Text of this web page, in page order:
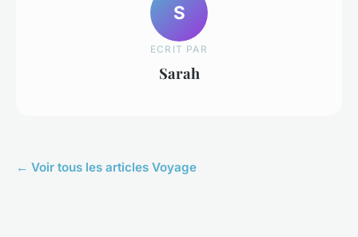
S
ECRIT PAR
Sarah
← Voir tous les articles Voyage